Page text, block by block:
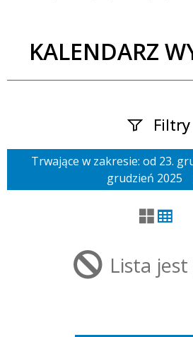
KALENDARZ
Filtry
Szukana fraza
Trwające w zakresie
Trwające w zakresie: od 23.
grudzień 2025
Lista